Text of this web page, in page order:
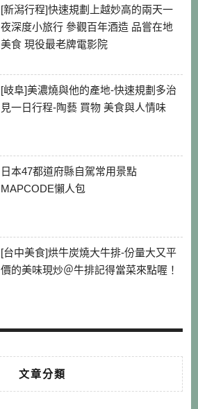
[新潟行程]快速規劃上越妙高的兩天一
夜深度小旅行 參觀百年酒造 品嘗在地
美食 現役最老牌電影院
[岐阜]美濃燒與他的產地-快速規劃多治
見一日行程-陶藝 買物 美食與人情味
日本47都道府縣自駕常用景點
MAPCODE懶人包
[台中美食]烘牛炭燒大牛排-份量大又平
價的美味現炒＠牛排記得當菜來點喔！
文章分類